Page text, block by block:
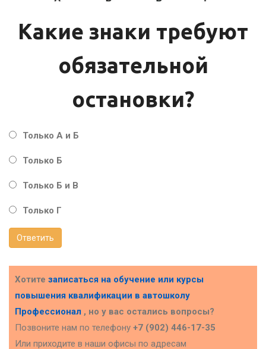
Какие знаки требуют
обязательной
остановки?
Только А и Б
Только Б
Только Б и В
Только Г
Ответить
Хотите записаться на обучение или курсы
повышения квалификации в автошколу
Профессионал , но у вас остались вопросы?
Позвоните нам по телефону +7 (902) 446-17-35
Или приходите в наши офисы по адресам